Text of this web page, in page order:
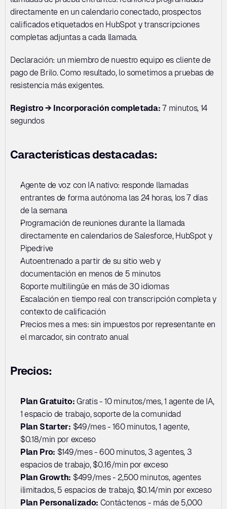
directamente en un calendario conectado, prospectos
calificados etiquetados en HubSpot y transcripciones
completas adjuntas a cada llamada.
Declaración: un miembro de nuestro equipo es cliente de
pago de Brilo. Como resultado, lo sometimos a pruebas de
resistencia más exigentes.
Registro → Incorporación completada: 7 minutos, 14
segundos
Características destacadas:
Agente de voz con IA nativo: responde llamadas
entrantes de forma autónoma las 24 horas, los 7 días
de la semana
Programación de reuniones durante la llamada
directamente en calendarios de Salesforce, HubSpot y
Pipedrive
Autoentrenado a partir de su sitio web y
documentación en menos de 5 minutos
Soporte multilingüe en más de 30 idiomas
Escalación en tiempo real con transcripción completa y
contexto de calificación
Precios mes a mes: sin impuestos por representante en
el marcador, sin contrato anual
Precios:
Plan Gratuito: Gratis - 10 minutos/mes, 1 agente de IA,
1 espacio de trabajo, soporte de la comunidad
Plan Starter: $49/mes - 160 minutos, 1 agente,
$0.18/min por exceso
Plan Pro: $149/mes - 600 minutos, 3 agentes, 3
espacios de trabajo, $0.16/min por exceso
Plan Growth: $499/mes - 2,500 minutos, agentes
ilimitados, 5 espacios de trabajo, $0.14/min por exceso
Plan Personalizado: Contáctenos - más de 5,000